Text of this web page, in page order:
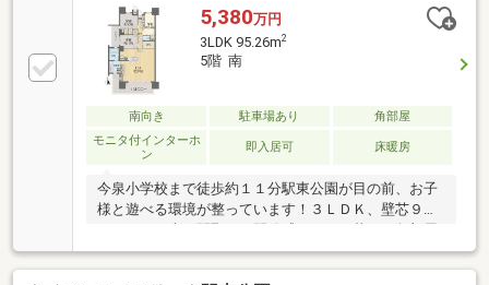
物の多い方も安心・今泉小学校まで徒歩約１１分と安
心の通学距離・駅東公園まで徒歩約３分と近く、お散
歩コースにオススメ【ご内覧予約受付中】 ご内覧を
ご希望の方はご希望の日時をお気軽にお申し付けくだ
さい （※こちらの物件は居住中物件となっておりま
す。事前予約をお願いいたします）
5,380万円
3LDK 95.26m2
5階 南
南向き 駐車場あり
角部屋
モニタ付インターホ
ン
即入居可 床暖房
今泉小学校まで徒歩約１１分駅東公園が目の前、お子
様と遊べる環境が整っています！３ＬＤＫ、壁芯９
ならではの静粛性、二面に広がるバルコニーで採光・
通風ともに良好コンビニやスーパーが徒歩圏内、周辺